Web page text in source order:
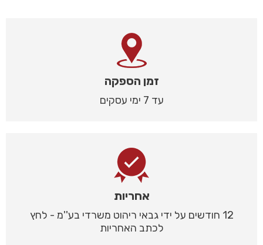
זמן הספקה
עד 7 ימי עסקים
אחריות
12 חודשים על ידי גבאי ריהוט משרדי בע''מ - לחץ
לכתב האחריות